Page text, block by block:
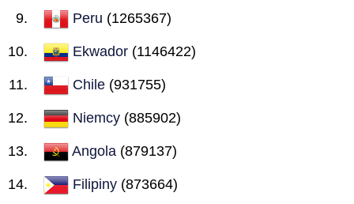
Peru (1265367)
Ekwador (1146422)
Chile (931755)
Niemcy (885902)
Angola (879137)
Filipiny (873664)